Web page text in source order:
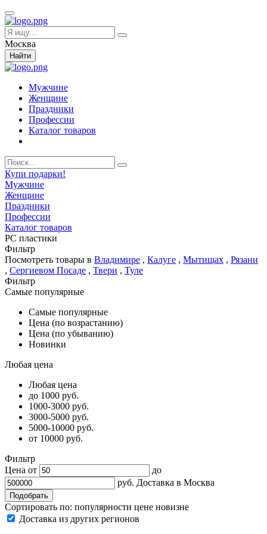
Москва
Найти
Мужчине
Женщине
Праздники
Профессии
Каталог товаров
Купи подарки!
Мужчине
Женщине
Праздники
Профессии
Каталог товаров
PC пластики
Фильтр
Посмотреть товары в Владимире , Калуге , Мытищах , Рязани
, Сергиевом Посаде , Твери , Туле
Фильтр
Самые популярные
Самые популярные
Цена (по возрастанию)
Цена (по убыванию)
Новинки
Любая цена
Любая цена
до 1000 руб.
1000-3000 руб.
3000-5000 руб.
5000-10000 руб.
от 10000 руб.
Фильтр
Цена от
до
руб. Доставка в Москва
Сортировать по: популярности цене новизне
Доставка из других регионов